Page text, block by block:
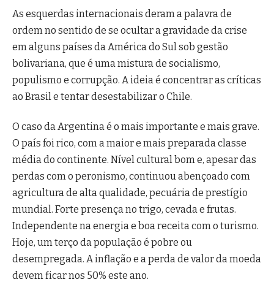
As esquerdas internacionais deram a palavra de
ordem no sentido de se ocultar a gravidade da crise
em alguns países da América do Sul sob gestão
bolivariana, que é uma mistura de socialismo,
populismo e corrupção. A ideia é concentrar as críticas
ao Brasil e tentar desestabilizar o Chile.
O caso da Argentina é o mais importante e mais grave.
O país foi rico, com a maior e mais preparada classe
média do continente. Nível cultural bom e, apesar das
perdas com o peronismo, continuou abençoado com
agricultura de alta qualidade, pecuária de prestígio
mundial. Forte presença no trigo, cevada e frutas.
Independente na energia e boa receita com o turismo.
Hoje, um terço da população é pobre ou
desempregada. A inflação e a perda de valor da moeda
devem ficar nos 50% este ano.